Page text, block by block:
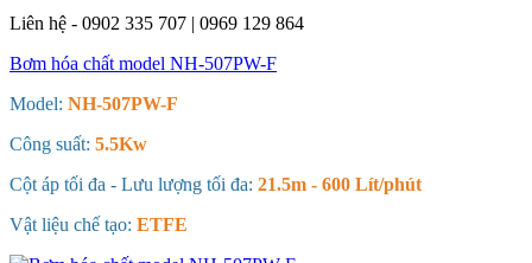
Liên hệ - 0902 335 707 | 0969 129 864
Bơm hóa chất model NH-507PW-F
Model: NH-507PW-F
Công suất: 5.5Kw
Cột áp tối đa - Lưu lượng tối đa: 21.5m - 600 Lít/phút
Vật liệu chế tạo: ETFE